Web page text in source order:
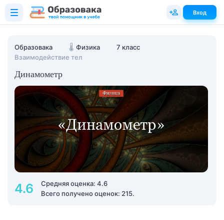
Образовака 🌡️ Физика
7 класс
Взаимодействие тел
Динамометр
4.6
Средняя оценка: 4.6
Всего получено оценок: 215.
Вход